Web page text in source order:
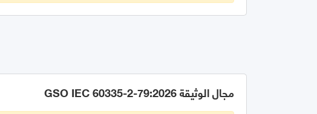
مجال الوثيقة GSO IEC 60335-2-79:2026